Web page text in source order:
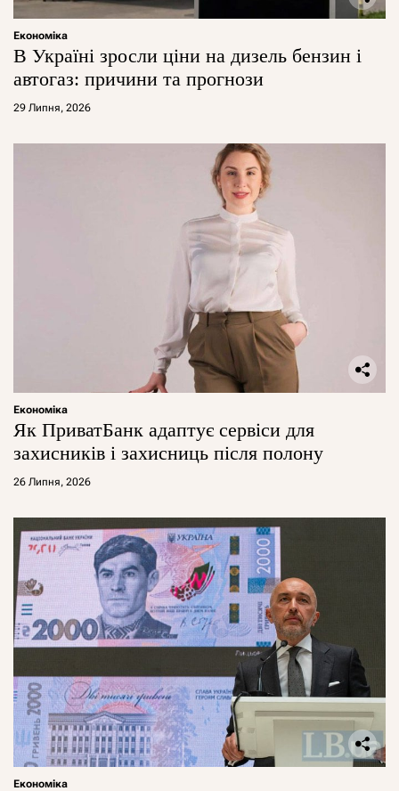
Економіка
В Україні зросли ціни на дизель бензин і
автогаз: причини та прогнози
29 Липня, 2026
Економіка
Як ПриватБанк адаптує сервіси для
захисників і захисниць після полону
26 Липня, 2026
Економіка